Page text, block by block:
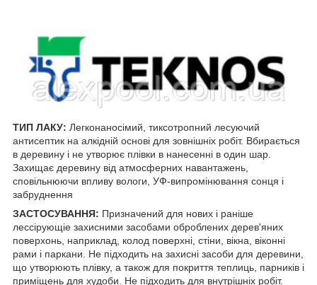
ТИП ЛАКУ: Легконаносімий, тиксотропний лесуючий
антисептик на алкідній основі для зовнішніх робіт. Вбирається
в деревину і не утворює плівки в нанесенні в один шар.
Захищає деревину від атмосферних навантажень,
сповільнюючи впливу вологи, УФ-випромінювання сонця і
забруднення
ЗАСТОСУВАННЯ: Призначений для нових і раніше
лессірующіе захисними засобами оброблених дерев'яних
поверхонь, наприклад, колод поверхні, стіни, вікна, віконні
рами і паркани. Не підходить на захисні засоби для деревини,
що утворюють плівку, а також для покриття теплиць, парників і
приміщень для худоби. Не підходить для внутрішніх робіт.